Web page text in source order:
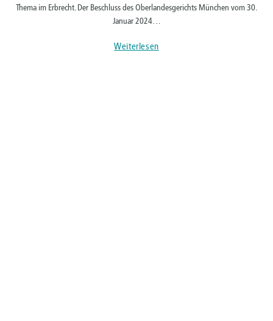
Thema im Erbrecht. Der Beschluss des Oberlandesgerichts München vom 30.
Januar 2024…
Weiterlesen